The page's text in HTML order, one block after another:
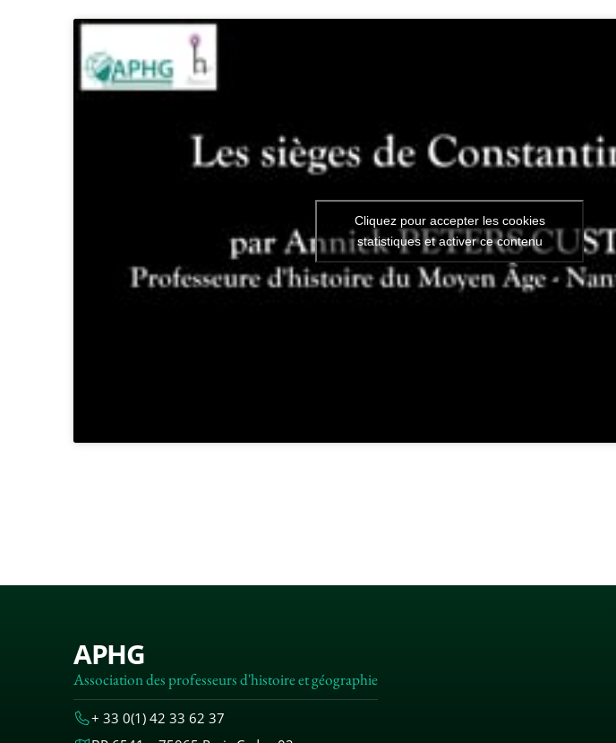
Cliquez pour accepter les cookies
statistiques et activer ce contenu
APHG
Association des professeurs d'histoire et géographie
+ 33 0(1) 42 33 62 37